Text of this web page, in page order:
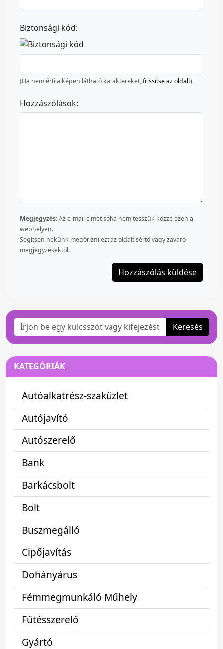
Biztonsági kód:
(Ha nem érti a képen látható karaktereket,frissítse az oldalt)
Hozzászólások:
Megjegyzés:Az e-mail címét soha nem tesszük közzé ezen a
webhelyen.
Segítsen nekünk megőrizni ezt az oldalt sértő vagy zavaró
megjegyzésektől.
Keresés
KATEGÓRIÁK
Autóalkatrész-szaküzlet
Autójavító
Autószerelő
Bank
Barkácsbolt
Bolt
Buszmegálló
Cipőjavítás
Dohányárus
Fémmegmunkáló Műhely
Fűtésszerelő
Gyártó